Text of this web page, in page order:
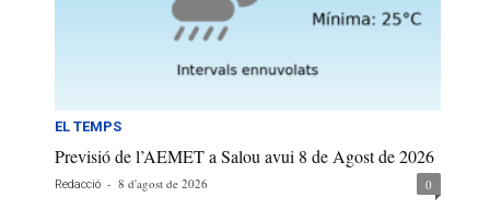
EL TEMPS
Previsió de l’AEMET a Salou avui 8 de Agost de 2026
Redacció - 8 d'agost de 2026 0